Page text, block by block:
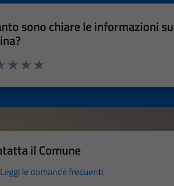
sono chiare le informazioni
il Comune
Leggi le domande frequenti